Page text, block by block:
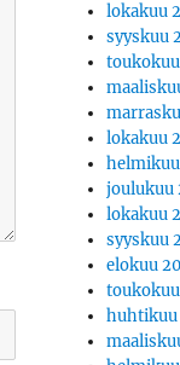
lokakuu
syyskuu
toukokuu
lokakuu
joulukuu
lokakuu
syyskuu
elokuu
toukokuu
huhtikuu